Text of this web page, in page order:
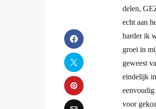
kan
delen,
echt aan
harder ik
groei in
geweest
eindelijk
eenvoudig